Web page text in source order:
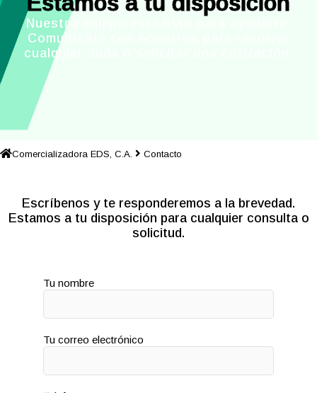
Nuestro equipo está listo para ayudarte.
Comunícate con nosotros para resolver
cualquier duda o solicitar una cotización.
Comercializadora EDS, C.A. Contacto
Escríbenos y te responderemos a la brevedad.
Estamos a tu disposición para cualquier consulta o
solicitud.
Tu nombre
Tu correo electrónico